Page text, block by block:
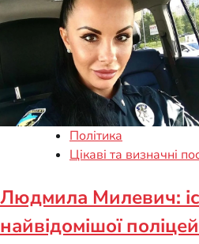
Політика
Цікаві та визначні
Людмила Милевич:
найвідомішої